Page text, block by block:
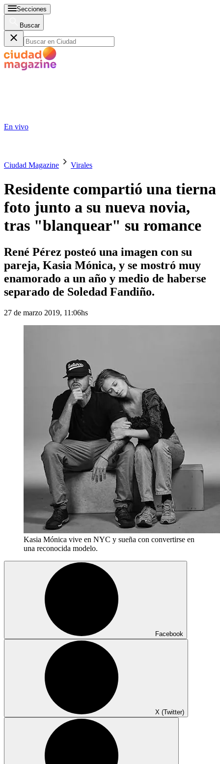
Secciones
Buscar
En vivo
Ciudad Magazine Virales
Residente compartió una tierna
foto junto a su nueva novia,
tras "blanquear" su romance
René Pérez posteó una imagen con su
pareja, Kasia Mónica, y se mostró muy
enamorado a un año y medio de haberse
separado de Soledad Fandiño.
27 de marzo 2019, 11:06hs
Kasia Mónica vive en NYC y sueña con convertirse en
una reconocida modelo.
Facebook
X (Twitter)